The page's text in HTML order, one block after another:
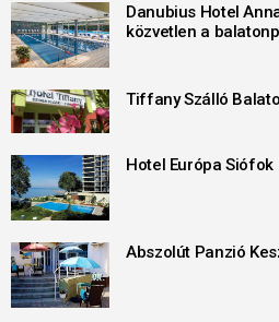
Danubius Hotel
közvetlen a
Tiffany Szálló
Hotel Európa Siófok
Abszolút Panzió